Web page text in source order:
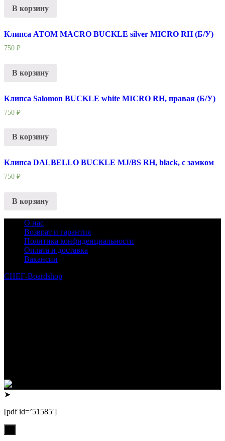
В корзину
Клипса ATOM MACRO BUCKLE silver MICRO RH (Б/У)
750 ₽
В корзину
Клипса Salomon BUCKLE white MICRO RH, правая (Б/У)
750 ₽
В корзину
Клипса DALBELLO BUCKLE MJ/BS RH, black, с замком
750 ₽
В корзину
О нас
Возврат и гарантия
Политика конфиденциальности
Оплата и доставка
Вакансии
СНЕГ-Boardshop
➤
[pdf id=’51585′]